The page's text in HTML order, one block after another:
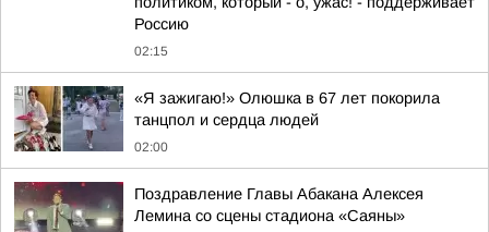
Россию
02:15
«Я зажигаю!» Олюшка в 67 лет покорила
танцпол и сердца людей
02:00
Поздравление Главы Абакана Алексея
Лемина со сцены стадиона «Саяны»